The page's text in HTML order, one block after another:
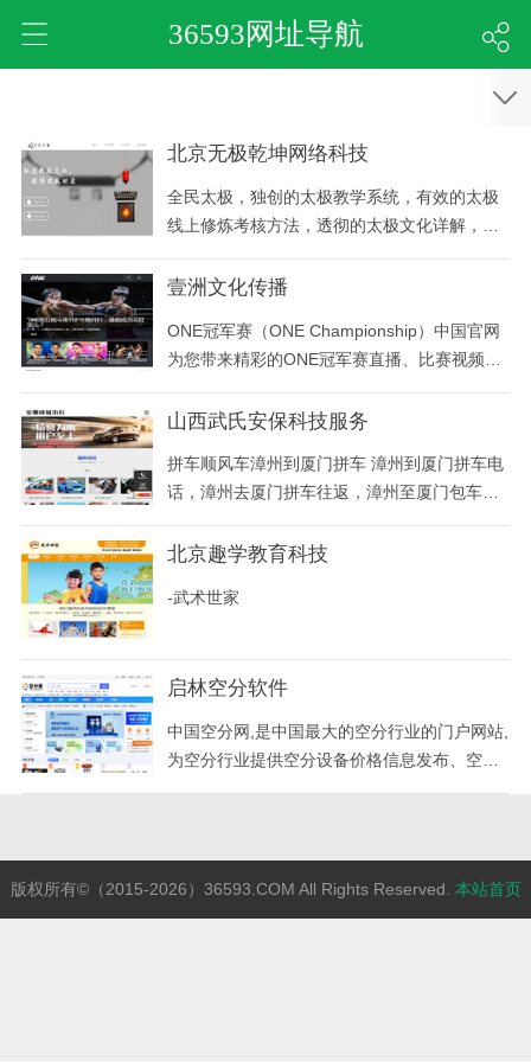
36593网址导航
北京无极乾坤网络科技
全民太极，独创的太极教学系统，有效的太极
线上修炼考核方法，透彻的太极文化详解，了
壹洲文化传播
ONE冠军赛（ONE Championship）中国官网
为您带来精彩的ONE冠军赛直播、比赛视频、
拳赛事、ONE选手资讯、ONE新闻、官方发布
山西武氏安保科技服务
拼车顺风车漳州到厦门拼车 漳州到厦门拼车电
话，漳州去厦门拼车往返，漳州至厦门包车顺
风车电话，漳州厦门拼车，漳州到厦门拼车价
格，漳州厦门往返拼车，厦门去漳州拼车电
厦门漳州往返拼车，漳州至厦门拼车往返为您
北京趣学教育科技
-武术世家
启林空分软件
中国空分网,是中国最大的空分行业的门户网站,
为空分行业提供空分设备价格信息发布、空分
版权所有©（2015-2026）36593.COM All Rights Reserved. 本站首页